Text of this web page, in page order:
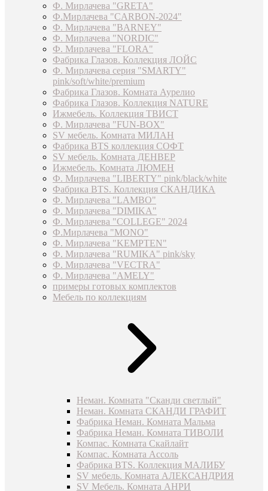
Ф. Мирлачева "GRETA"
Ф.Мирлачева "CARBON-2024"
Ф. Мирлачева "BARNEY"
Ф. Мирлачева "NORDIC"
Ф. Мирлачева "FLORA"
Фабрика Глазов. Коллекция ЛОЙС
Ф. Мирлачева серия "SMARTY"
pink/soft/white/premium
Фабрика Глазов. Комната Аурелио
Фабрика Глазов. Коллекция NATURE
Ижмебель. Коллекция ТВИСТ
Ф. Мирлачева "FUN-BOX"
SV мебель. Комната МИЛАН
Фабрика BTS коллекция СОФТ
SV мебель. Комната ДЕНВЕР
Ижмебель. Комната ЛЮМЕН
Ф. Мирлачева "LIBERTY" pink/black/white
Фабрика BTS. Коллекция СКАНДИКА
Ф. Мирлачева "LAMBO"
Ф. Мирлачева "DIMIKA"
Ф. Мирлачева "COLLEGE" 2024
Ф.Мирлачева "MONO"
Ф. Мирлачева "KEMPTEN"
Ф. Мирлачева "RUMIKA" pink/sky
Ф. Мирлачева "VECTRA"
Ф. Мирлачева "AMELY"
примеры готовых комплектов
Мебель по коллекциям
Неман. Комната "Сканди светлый"
Неман. Комната СКАНДИ ГРАФИТ
Фабрика Неман. Комната Мальма
Фабрика Неман. Комната ТИВОЛИ
Компас. Комната Скайлайт
Компас. Комната Ассоль
Фабрика BTS. Коллекция МАЛИБУ
SV мебель. Комната АЛЕКСАНДРИЯ
SV Мебель. Комната АНРИ